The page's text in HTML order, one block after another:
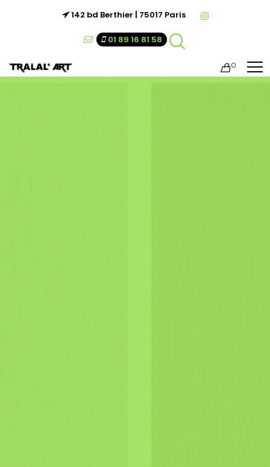
142 bd Berthier | 75017 Paris
01 89 16 81 58
0